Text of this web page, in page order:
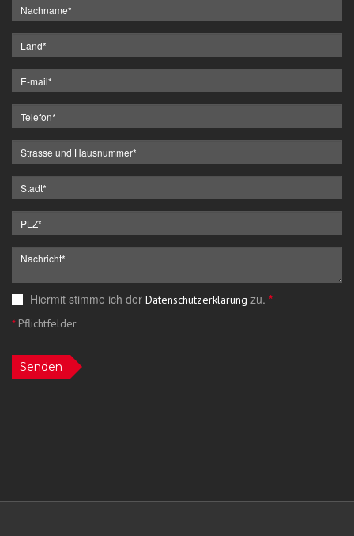
Hiermit stimme ich der Datenschutzerklärung zu. *
*Pflichtfelder
Senden